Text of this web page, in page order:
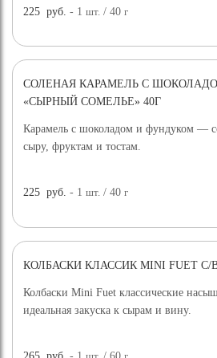
225 руб. - 1шт. / 40г
СОЛЕНАЯ КАРАМЕЛЬ С
«СЫРНЫЙ СОМЕЛЬЕ» 40Г
Карамель с шоколадом и фундуком —
сыру, фруктам и тостам.
225 руб. - 1шт. / 40г
КОЛБАСКИ КЛАССИК MINI FUET С/В
Колбаски Mini Fuet классические
идеальная закуска к сырам и вину.